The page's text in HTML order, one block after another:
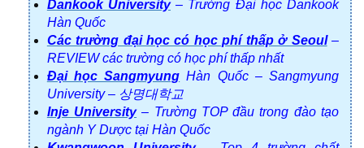
Dankook University– Trường Đại học Dankook
Hàn Quốc
Các trường đại học có học phí thấp ở Seoul–
REVIEW các trường có học phí thấp nhất
Đại học Sangmyung Hàn Quốc – Sangmyung
University – 상명대학교
Inje University– Trường TOP đầu trong đào tạo
ngành Y Dược tại Hàn Quốc